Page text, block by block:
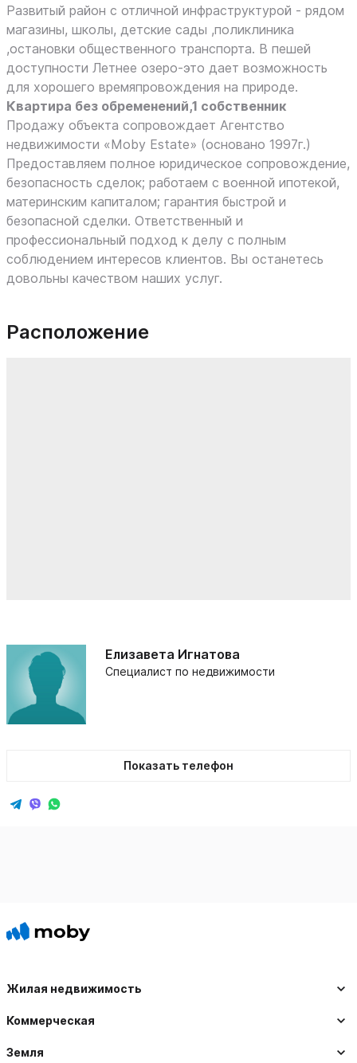
Развитый район с отличной инфраструктурой - рядом
магазины, школы, детские сады ,поликлиника
,остановки общественного транспорта. В пешей
доступности Летнее озеро-это дает возможность
для хорошего времяпровождения на природе.
Квартира без обременений,1 собственник
Продажу объекта сопровождает Агентство
недвижимости «Moby Estate» (основано 1997г.)
Предоставляем полное юридическое сопровождение,
безопасность сделок; работаем с военной ипотекой,
материнским капиталом; гарантия быстрой и
безопасной сделки. Ответственный и
профессиональный подход к делу с полным
соблюдением интересов клиентов. Вы останетесь
довольны качеством наших услуг.
Расположение
Елизавета Игнатова
Специалист по недвижимости
Показать телефон
Жилая недвижимость
Коммерческая
Земля